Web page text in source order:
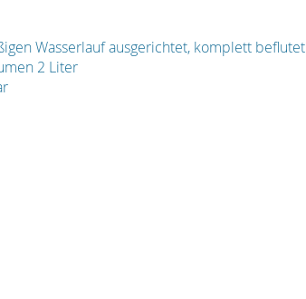
Wasserlauf ausgerichtet, komplett beflutet
2 Liter